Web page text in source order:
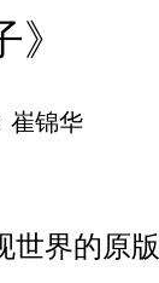
锦华
世界的原版